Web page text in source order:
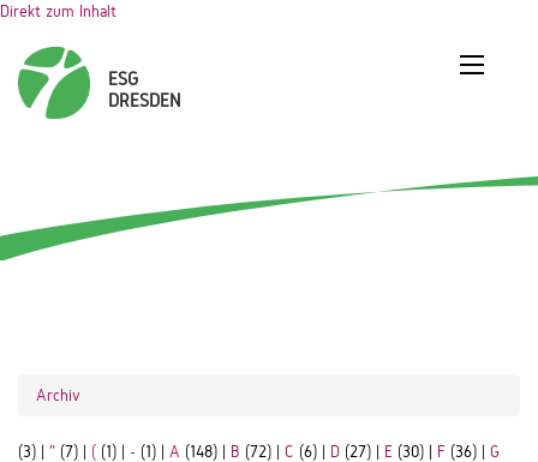
Direkt zum Inhalt
Archiv
(3) " (7) ( (1) - (1) A (148) B (72) C (6) D (27) E (30) F (36)
G